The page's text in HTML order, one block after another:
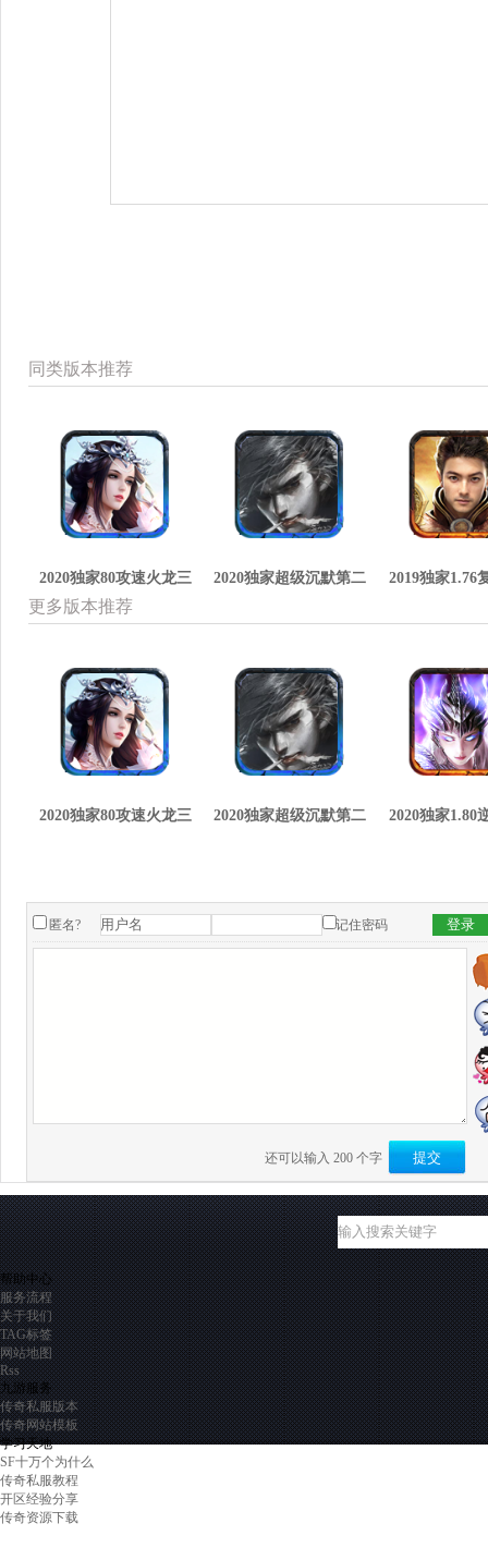
同类版本推荐
2020独家80攻速火龙三 2020独家超级沉默第二 2019独家1.76
更多版本推荐
2020独家80攻速火龙三 2020独家超级沉默第二 2020独家1.80
匿名? 记住密码
还可以输入 200个字
帮助中心
服务流程
关于我们
TAG标签
网站地图
Rss
九游服务
传奇私服版本
传奇网站模板
学习天地
SF十万个为什么
传奇私服教程
开区经验分享
传奇资源下载